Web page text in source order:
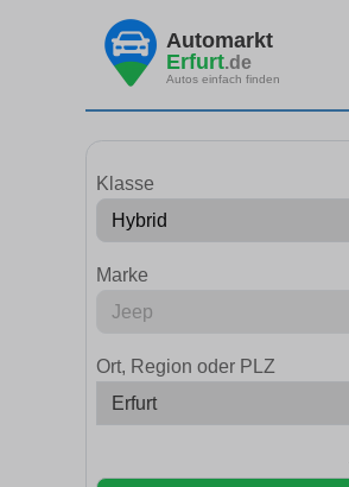
Automarkt
Erfurt.de
Autos einfach finden
Klasse
Marke
Ort, Region oder PLZ